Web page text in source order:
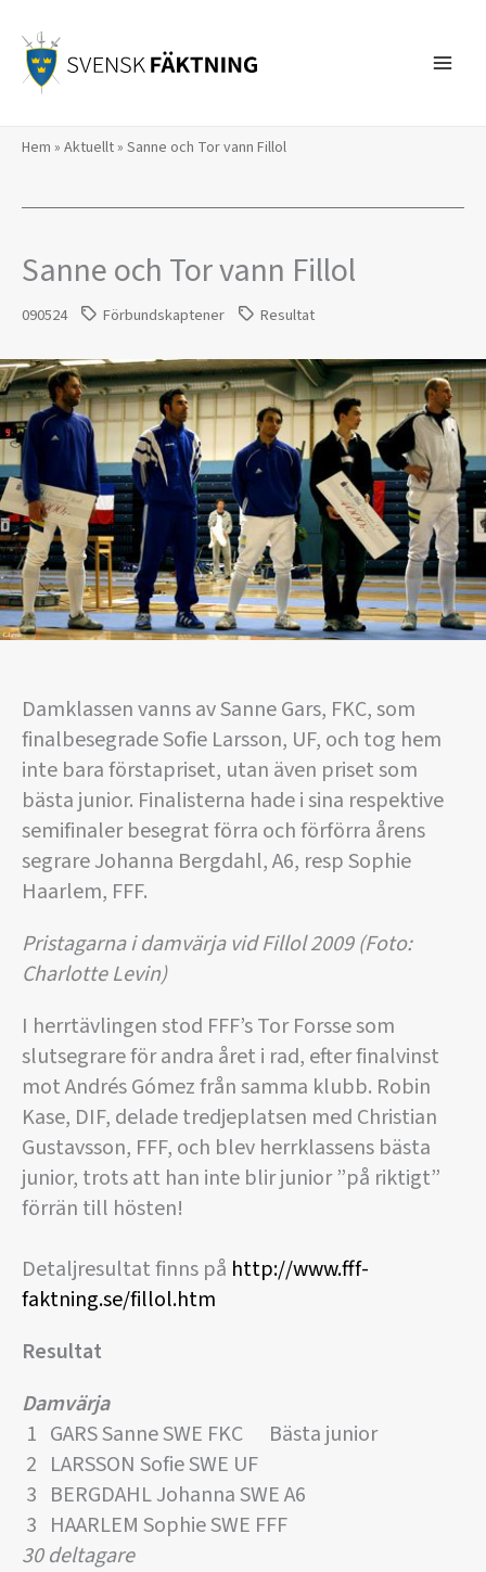
innehåll
Hem » Aktuellt» Sanne och Tor vann Fillol
Sanne och Tor vann Fillol
090524 Förbundskaptener Resultat
Damklassen vanns av Sanne Gars, FKC, som
finalbesegrade Sofie Larsson, UF, och tog hem
inte bara förstapriset, utan även priset som
bästa junior. Finalisterna hade i sina respektive
semifinaler besegrat förra och förförra årens
segrare Johanna Bergdahl, A6, resp Sophie
Haarlem, FFF.
Pristagarna i damvärja vid Fillol 2009 (Foto:
Charlotte Levin)
I herrtävlingen stod FFF’s Tor Forsse som
slutsegrare för andra året i rad, efter finalvinst
mot Andrés Gómez från samma klubb. Robin
Kase, DIF, delade tredjeplatsen med Christian
Gustavsson, FFF, och blev herrklassens bästa
junior, trots att han inte blir junior ”på riktigt”
förrän till hösten!
Detaljresultat finns på http://www.fff-
faktning.se/fillol.htm
Resultat
Damvärja
1 GARS Sanne SWE FKC Bästa junior
2 LARSSON Sofie SWE UF
3 BERGDAHL Johanna SWE A6
3 HAARLEM Sophie SWE FFF
30 deltagare